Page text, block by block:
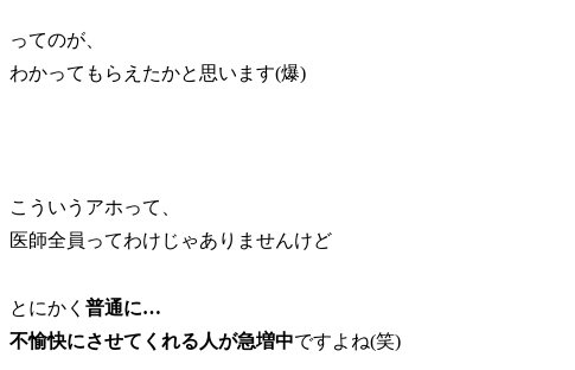
ってのが、
わかってもらえたかと思います(爆)
こういうアホって、
医師全員ってわけじゃありませんけど
とにかく 普通に…
不愉快にさせてくれる人が急増中ですよね(笑)